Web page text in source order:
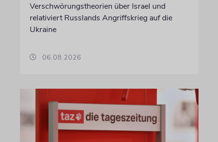
Verschwörungstheorien über Israel und
relativiert Russlands Angriffskrieg auf die
Ukraine
06.08.2026